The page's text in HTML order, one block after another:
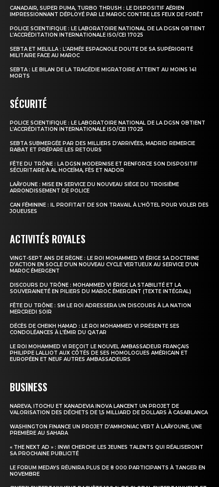
CANADAIR, SUPER PUMA, TURBO THRUSH : LE DISPOSITIF AÉRIEN
IMPRESSIONNANT DÉPLOYÉ PAR LE MAROC CONTRE LES FEUX DE FORÊT
POLICE SCIENTIFIQUE : LE LABORATOIRE NATIONAL DE LA DGSN OBTIENT
L’ACCRÉDITATION INTERNATIONALE ISO/CEI 17025
SEBTA ET MELILLA : L’ARMÉE ESPAGNOLE DOUTE DE SA SUPÉRIORITÉ
MILITAIRE FACE AU MAROC
SEBTA : LE BILAN DE LA TRAGÉDIE MIGRATOIRE ATTEINT AU MOINS 141
MORTS
SÉCURITÉ
POLICE SCIENTIFIQUE : LE LABORATOIRE NATIONAL DE LA DGSN OBTIENT
L’ACCRÉDITATION INTERNATIONALE ISO/CEI 17025
SEBTA SUBMERGÉE PAR DES MILLIERS D’ARRIVÉES, MADRID REMERCIE
RABAT ET PRÉPARE LES RETOURS
FÊTE DU TRÔNE : LA DGSN MODERNISE ET RENFORCE SON DISPOSITIF
SÉCURITAIRE À AL HOCEÏMA, FÈS ET NADOR
LAÂYOUNE : MISE EN SERVICE DU NOUVEAU SIÈGE DU TROISIÈME
ARRONDISSEMENT DE POLICE
CAN FÉMININE : IL PROFITAIT DE SON TRAVAIL À L’HÔTEL POUR VOLER DES
JOUEUSES
ACTIVITÉS ROYALES
VINGT-SEPT ANS DE RÈGNE : LE ROI MOHAMMED VI ÉRIGE SA DOCTRINE
D’ACTION EN SOCLE D’UN NOUVEAU CYCLE VERTUEUX AU SERVICE D’UN
MAROC ÉMERGENT
DISCOURS DU TRÔNE : MOHAMMED VI ÉRIGE LA STABILITÉ ET LA
SOUVERAINETÉ EN PILIERS DU MAROC ÉMERGENT (TEXTE INTÉGRAL)
FÊTE DU TRÔNE : SM LE ROI ADRESSERA UN DISCOURS À LA NATION
MERCREDI SOIR
DÉCÈS DE CHEIKH HAMAD : LE ROI MOHAMMED VI PRÉSENTE SES
CONDOLÉANCES À L’ÉMIR DU QATAR
LE ROI MOHAMMED VI REÇOIT LE NOUVEL AMBASSADEUR FRANÇAIS
PHILIPPE LALLIOT AUX CÔTÉS DE SES HOMOLOGUES AMÉRICAIN ET
EUROPÉEN ET NEUF AUTRES AMBASSADEURS
BUSINESS
NAREVA, ITOCHU ET KANADEVIA INOVA LANCENT UN PROJET DE
VALORISATION DES DÉCHETS DE 1,5 MILLIARD DE DOLLARS À CASABLANCA
WASHINGTON FINANCE UN PROJET D’AMMONIAC VERT À LAÂYOUNE, UNE
PREMIÈRE AU SAHARA
« THE NEXT AD » : INWI CHERCHE LES JEUNES TALENTS QUI RÉALISERONT
SA PROCHAINE PUBLICITÉ
LE FORUM MEDAYS RÉUNIRA PLUS DE 8 000 PARTICIPANTS À TANGER EN
NOVEMBRE